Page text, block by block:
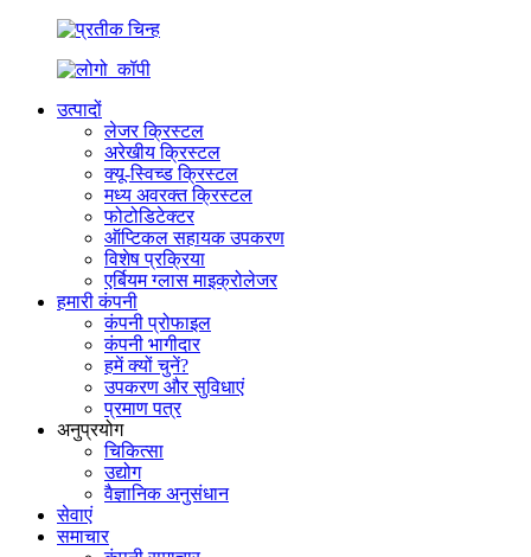
उत्पादों
लेजर क्रिस्टल
अरेखीय क्रिस्टल
क्यू-स्विच्ड क्रिस्टल
मध्य अवरक्त क्रिस्टल
फोटोडिटेक्टर
ऑप्टिकल सहायक उपकरण
विशेष प्रक्रिया
एर्बियम ग्लास माइक्रोलेजर
हमारी कंपनी
कंपनी प्रोफाइल
कंपनी भागीदार
हमें क्यों चुनें?
उपकरण और सुविधाएं
प्रमाण पत्र
अनुप्रयोग
चिकित्सा
उद्योग
वैज्ञानिक अनुसंधान
सेवाएं
समाचार